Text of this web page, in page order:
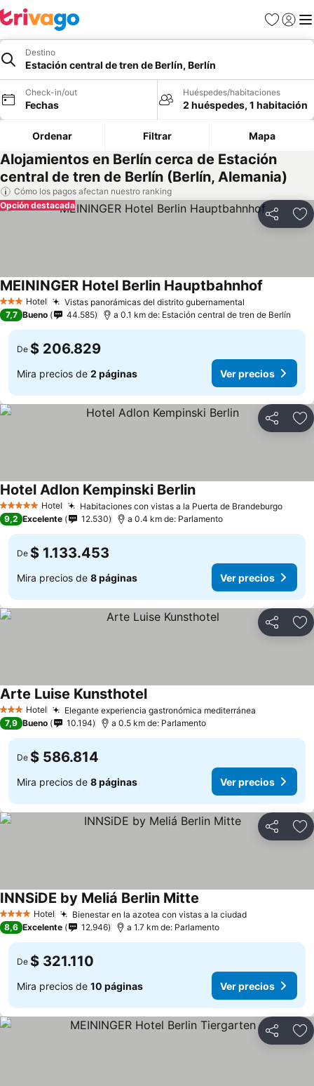
Favoritos
Iniciar
Destino
Estación central de tren de Berlín, Berlín
Check-in/out
Fechas
Huéspedes/habitaciones
2 huéspedes, 1 habitación
Ordenar Filtrar Mapa
Alojamientos en Berlín cerca de Estación
central de tren de Berlín (Berlín, Alemania)
Cómo los pagos afectan nuestro ranking
Compartir
Opción destacada
3 Estrellas
Hotel Vistas panorámicas del distrito gubernamental
MEININGER Hotel Berlin Hauptbahnhof
7,7 Bueno 44.585 a 0.1 km de: Estación central de tren de Berlín
De $ 206.829
Mira precios de 2 páginas Ver precios
Compartir
5 Estrellas Hotel Habitaciones con vistas a la Puerta de Brandeburgo
Hotel Adlon Kempinski Berlin
9,2 Excelente 12.530 a 0.4 km de: Parlamento
De $ 1.133.453
Mira precios de 8 páginas Ver precios
Compartir
3 Estrellas
Hotel Elegante experiencia gastronómica mediterránea
Arte Luise Kunsthotel
7,9 Bueno 10.194 a 0.5 km de: Parlamento
De $ 586.814
Mira precios de 8 páginas Ver precios
Compartir
4 EstrellasHotel Bienestar en la azotea con vistas a la ciudad
INNSiDE by Meliá Berlin Mitte
8,6 Excelente 12.946 a 1.7 km de: Parlamento
De $ 321.110
Mira precios de 10 páginas Ver precios
Compartir